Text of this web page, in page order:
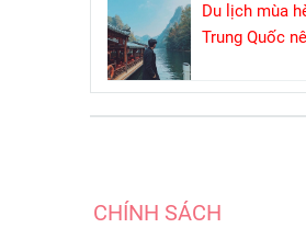
Du lịch mùa
Trung Quốc
CHÍNH SÁCH